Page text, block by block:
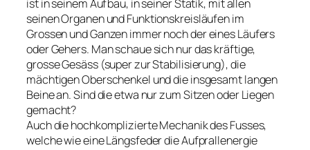
ist in seinem Aufbau, in seiner Statik, mit allen
seinen Organen und Funktionskreisläufen im
Grossen und Ganzen immer noch der eines Läufers
oder Gehers. Man schaue sich nur das kräftige,
grosse Gesäss (super zur Stabilisierung), die
mächtigen Oberschenkel und die insgesamt langen
Beine an. Sind die etwa nur zum Sitzen oder Liegen
gemacht?
Auch die hochkomplizierte Mechanik des Fusses,
welche wie eine Längsfeder die Aufprallenergie